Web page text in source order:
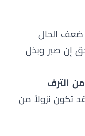
ضعف الحال
إن صبر وبذل
الترف
قد تكون نزولاً من